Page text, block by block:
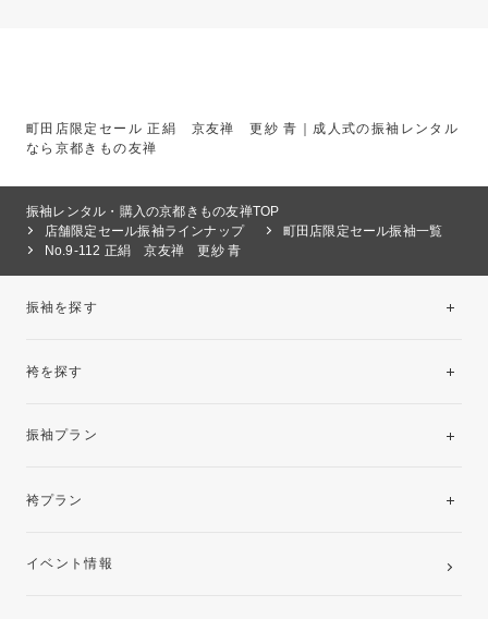
町田店限定セール 正絹 京友禅 更紗 青｜成人式の振袖レンタル
なら京都きもの友禅
振袖レンタル・購入の京都きもの友禅TOP
店舗限定セール振袖ラインナップ
町田店限定セール振袖一覧
No.9-112 正絹 京友禅 更紗 青
振袖を探す
袴を探す
振袖プラン
レンタルプラン
袴プラン
卒業袴レンタルプラン
イベント情報